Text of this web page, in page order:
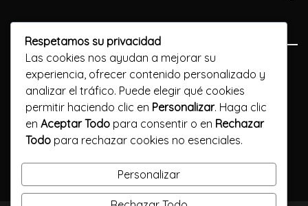
Previous Post
Casinos Móviles De cualquier parte del mundo 2024 Top
Juegos de Casino Iphone
Next Post
Soltar Juegos Casino Gratuito
Respetamos su privacidad
Las cookies nos ayudan a mejorar su
experiencia, ofrecer contenido personalizado y
analizar el tráfico. Puede elegir qué cookies
permitir haciendo clic en Personalizar. Haga clic
en Aceptar Todo para consentir o en Rechazar
Todo para rechazar cookies no esenciales.
Personalizar